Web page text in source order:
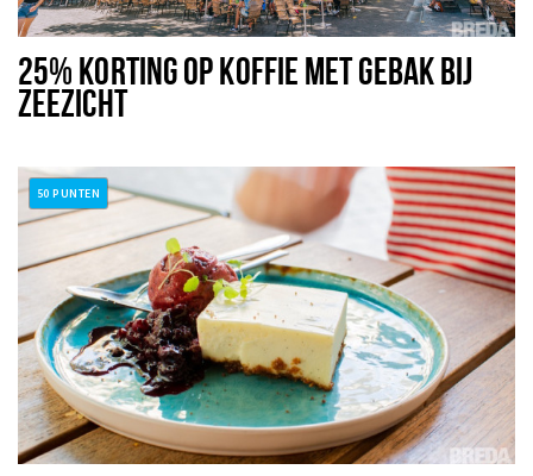
25% KORTING OP KOFFIE MET GEBAK BIJ
ZEEZICHT
50 PUNTEN